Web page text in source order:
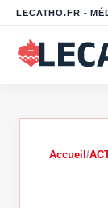
LECATHO.FR -
Accueil /